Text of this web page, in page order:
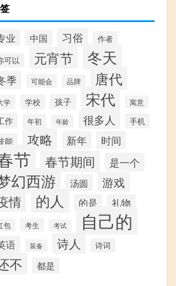
业 中国 习俗 作者
可以 元宵节 冬天
季 可能会 品牌 唐代
学 学校 孩子 宋代 寓意
作 年初 年龄 很多人 手机
能 攻略 新年 时间
节 春节期间 是一个
幻西游 汤圆 游戏
情 的人 的是 礼物
包 考生 考试 自己的
语 装备 诗人 诗词
不 都是